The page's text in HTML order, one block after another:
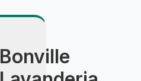
Bonville